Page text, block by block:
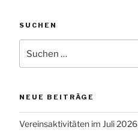
SUCHEN
nach:
NEUE BEITRÄGE
Vereinsaktivitäten im Juli 2026